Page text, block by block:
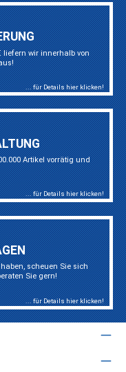
liefern wir innerhalb von
... für Details hier klicken!
Artikel vorrätig und
... für Details hier klicken!
scheuen Sie sich
Sie gern!
... für Details hier klicken!